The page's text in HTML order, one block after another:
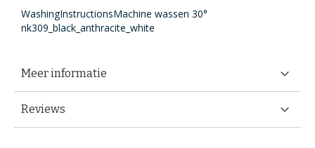
WashingInstructionsMachine wassen 30°
nk309_black_anthracite_white
Meer informatie
Reviews